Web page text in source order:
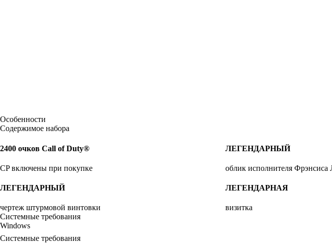
Особенности
Содержимое набора
2400 очков Call of Duty®
CP включены при покупке
ЛЕГЕНДАРНЫЙ
облик исполнителя Фрэнсиса
ЛЕГЕНДАРНЫЙ
чертеж штурмовой винтовки
ЛЕГЕНДАРНАЯ
визитка
Системные требования
Windows
Системные требования